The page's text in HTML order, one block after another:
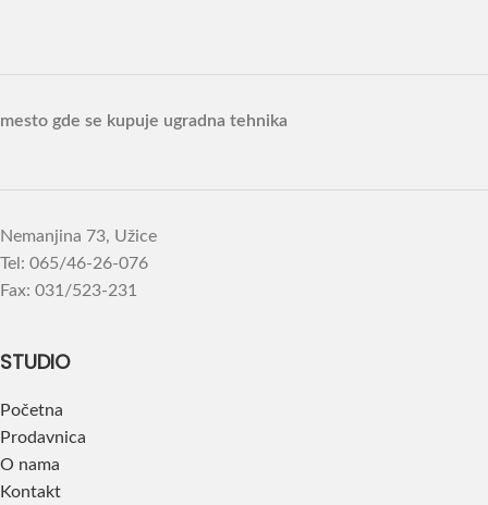
mesto gde se kupuje ugradna tehnika
Nemanjina 73, Užice
Tel: 065/46-26-076
Fax: 031/523-231
STUDIO
Početna
Prodavnica
O nama
Kontakt